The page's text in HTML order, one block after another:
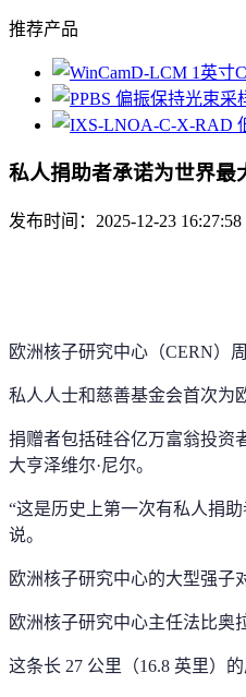
推荐产品
私人捐助者承诺为世界最
发布时间：2025-12-23 16:27:58
欧洲核子研究中心（CERN）
私人人士和慈善基金会首次为
捐赠者包括硅谷亿万富翁投资
大亨泽维尔·尼尔。
“这是历史上第一次有私人捐
说。
欧洲核子研究中心的大型强子
欧洲核子研究中心主任法比奥
这条长 27 公里（16.8 英里）